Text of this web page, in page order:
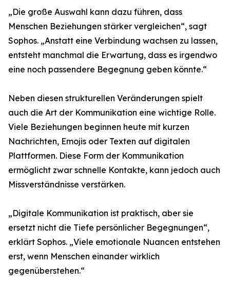
„Die große Auswahl kann dazu führen, dass
Menschen Beziehungen stärker vergleichen“, sagt
Sophos. „Anstatt eine Verbindung wachsen zu lassen,
entsteht manchmal die Erwartung, dass es irgendwo
eine noch passendere Begegnung geben könnte.“
Neben diesen strukturellen Veränderungen spielt
auch die Art der Kommunikation eine wichtige Rolle.
Viele Beziehungen beginnen heute mit kurzen
Nachrichten, Emojis oder Texten auf digitalen
Plattformen. Diese Form der Kommunikation
ermöglicht zwar schnelle Kontakte, kann jedoch auch
Missverständnisse verstärken.
„Digitale Kommunikation ist praktisch, aber sie
ersetzt nicht die Tiefe persönlicher Begegnungen“,
erklärt Sophos. „Viele emotionale Nuancen entstehen
erst, wenn Menschen einander wirklich
gegenüberstehen.“